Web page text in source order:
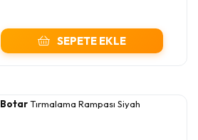
SEPETE EKLE
BotarTırmalama Rampası Siyah